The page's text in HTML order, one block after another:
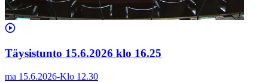
Täysistunto 15.6.2026 klo 16.25
ma 15.6.2026-Klo 12.30